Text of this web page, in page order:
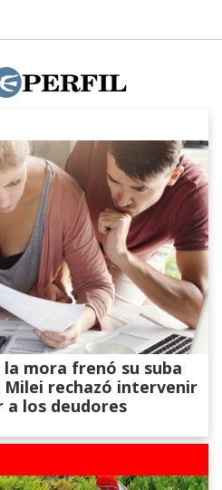
mora frenó su suba
Milei rechazó intervenir
a los deudores